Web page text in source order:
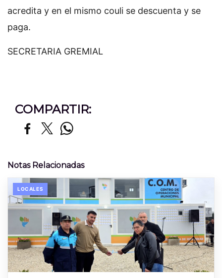
acredita y en el mismo couli se descuenta y se
paga.
SECRETARIA GREMIAL
COMPARTIR:
Notas Relacionadas
LOCALES